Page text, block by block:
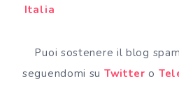
Italia
Puoi sostenere il blog
seguendomi su Twitter o